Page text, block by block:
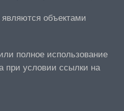
объектами
полное использование
при условии ссылки на